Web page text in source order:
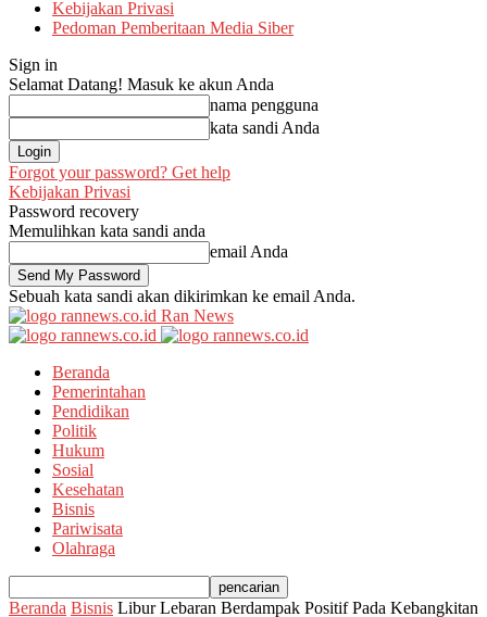
Kebijakan Privasi
Pedoman Pemberitaan Media Siber
Sign in
Selamat Datang! Masuk ke akun Anda
nama pengguna
kata sandi Anda
Forgot your password? Get help
Kebijakan Privasi
Password recovery
Memulihkan kata sandi anda
email Anda
Sebuah kata sandi akan dikirimkan ke email Anda.
Ran News
Beranda
Pemerintahan
Pendidikan
Politik
Hukum
Sosial
Kesehatan
Bisnis
Pariwisata
Olahraga
Beranda Bisnis Libur Lebaran Berdampak Positif Pada Kebangkitan